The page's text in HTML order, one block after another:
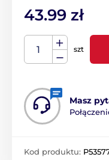
43.99 zł
szt
Masz
Kod produktu: